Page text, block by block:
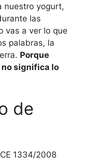
nuestro yogurt,
las
vas a ver lo que
palabras, la
Porque
no significa lo
de
1334/2008